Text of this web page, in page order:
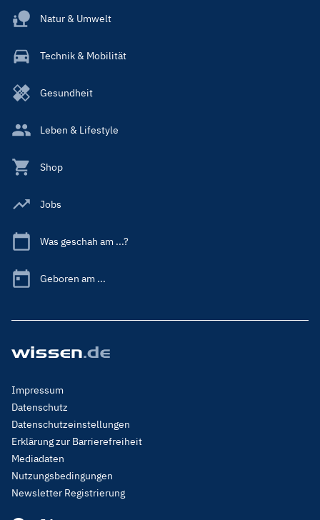
Natur & Umwelt
Technik & Mobilität
Gesundheit
Leben & Lifestyle
Shop
Jobs
Was geschah am ...?
Geboren am ...
Footer
Menu
Legal
Impressum
Datenschutz
Datenschutzeinstellungen
Erklärung zur Barrierefreiheit
Mediadaten
Nutzungsbedingungen
Newsletter Registrierung